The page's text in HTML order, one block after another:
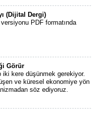
(Dijital Dergi)
PDF formatında
Görür
iki kere düşünmek gerekiyor.
ve küresel ekonomiye yön
söz ediyoruz.